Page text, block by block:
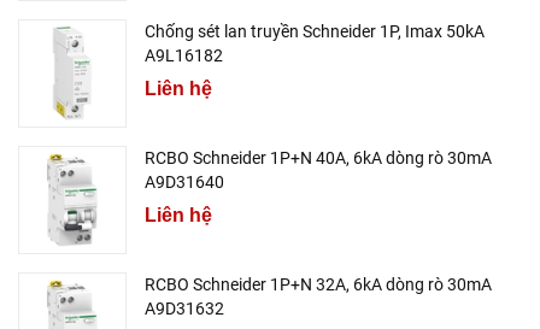
Chống sét lan truyền Schneider 1P, Imax 50kA
A9L16182
Liên hệ
RCBO Schneider 1P+N 40A, 6kA dòng rò 30mA
A9D31640
Liên hệ
RCBO Schneider 1P+N 32A, 6kA dòng rò 30mA
A9D31632